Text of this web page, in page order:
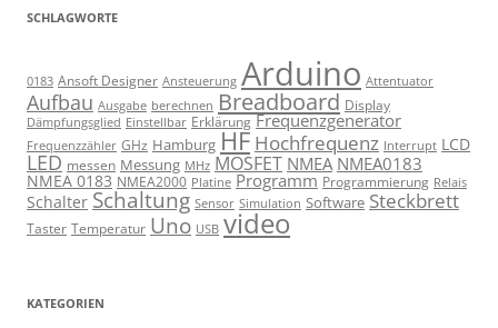
SCHLAGWORTE
0183 Ansoft Designer Ansteuerung Arduino Attentuator
Aufbau Ausgabe berechnen Breadboard Display
Dämpfungsglied Einstellbar Erklärung Frequenzgenerator
Frequenzzähler GHz Hamburg HF Hochfrequenz Interrupt LCD
LED messen Messung MHz MOSFET NMEA NMEA0183
NMEA 0183 NMEA2000 Platine Programm Programmierung Relais
Schalter Schaltung Sensor Simulation Software Steckbrett
Taster Temperatur Uno USB video
KATEGORIEN